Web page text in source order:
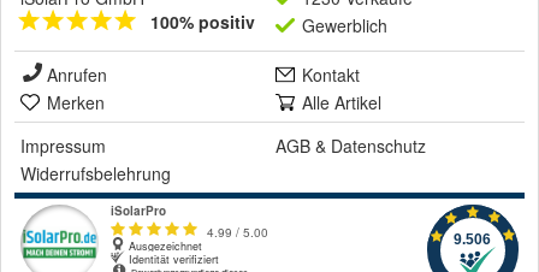
100% positiv
Gewerblich
Anrufen
Kontakt
Merken
Alle Artikel
Impressum
AGB & Datenschutz
Widerrufsbelehrung